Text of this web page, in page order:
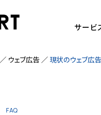
サービ
ウェブ広告
FAQ